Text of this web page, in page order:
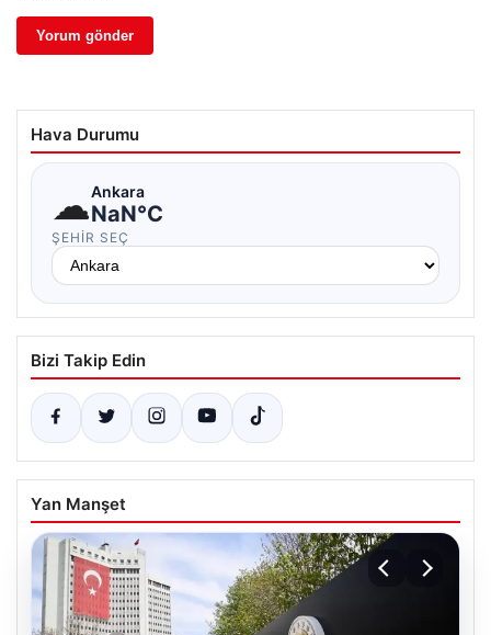
Hava Durumu
☁Ankara
NaN°C
ŞEHIR SEÇ
Bizi Takip Edin
Yan Manşet